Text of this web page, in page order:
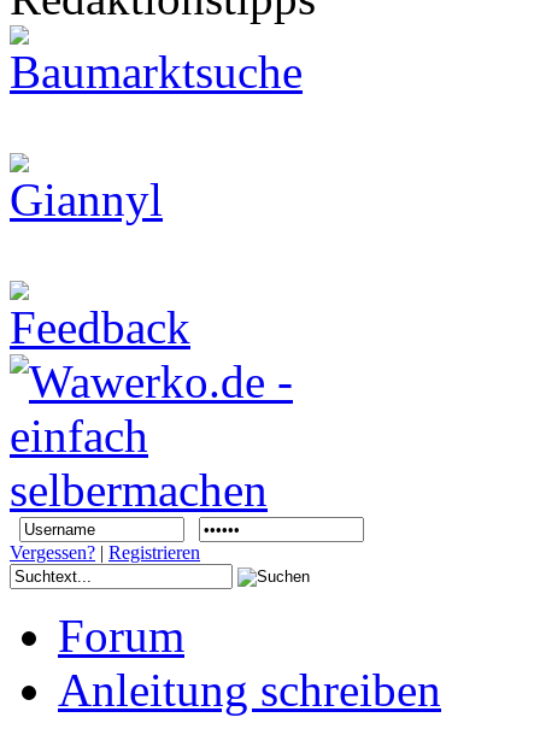
Vergessen? | Registrieren
Forum
Anleitung schreiben